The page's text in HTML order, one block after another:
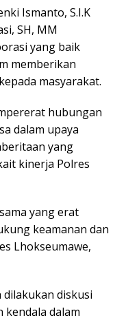
Ismanto, S.I.K
SH, MM
yang baik
memberikan
masyarakat.
hubungan
dalam upaya
yang
kinerja Polres
yang erat
keamanan dan
Lhokseumawe,
diskusi
dalam